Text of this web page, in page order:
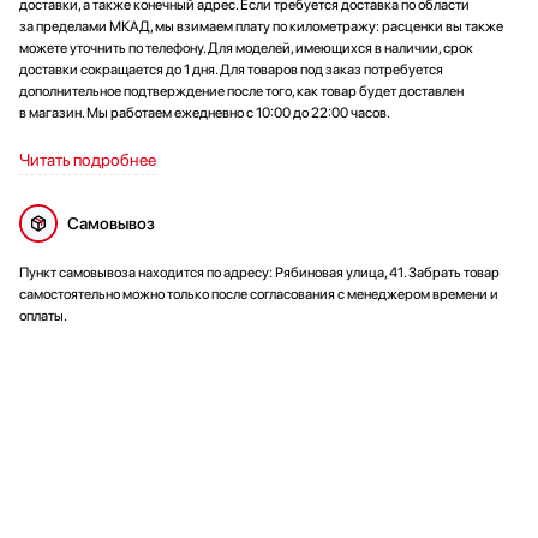
поднять холодильник с помощью соседа без проблем.
Единственное, что учла заранее — отсутствие морозильной
камеры; у меня есть отдельная морозилка, поэтому это не
стало минусом. В повседневной жизни техника оказалась
удобной, практичной и надёжной, и мне нравится, как она
доставки, а также конечный адрес. Если требуется доставка по области
за пределами МКАД, мы взимаем плату по километражу: расценки вы также
можете уточнить по телефону. Для моделей, имеющихся в наличии, срок
доставки сокращается до 1 дня. Для товаров под заказ потребуется
дополнительное подтверждение после того, как товар будет доставлен
в магазин. Мы работаем ежедневно с 10:00 до 22:00 часов.
Читать подробнее
Самовывоз
Пункт самовывоза находится по адресу: Рябиновая улица, 41. Забрать товар
самостоятельно можно только после согласования с менеджером времени и
оплаты.